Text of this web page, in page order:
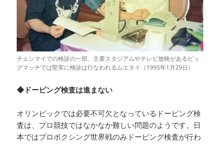
チェンマイでの検診の一部、主要スタジアムやテレビ放映があるビッ
グマッチでは堅実に検診は行なわれるムエタイ（1995年1月29日）
◆ドーピング検査は進まない
オリンピックでは必要不可欠となっているドーピング検
査は、プロ競技ではなかなか難しい問題のようです。日
本ではプロボクシング世界戦のみドーピング検査が行わ